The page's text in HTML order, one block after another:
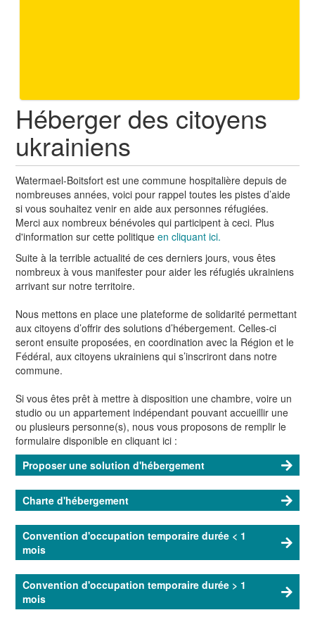
Héberger des citoyens
ukrainiens
Watermael-Boitsfort est une commune hospitalière depuis de
nombreuses années, voici pour rappel toutes les pistes d’aide
si vous souhaitez venir en aide aux personnes réfugiées.
Merci aux nombreux bénévoles qui participent à ceci. Plus
d'information sur cette politique en cliquant ici.
Suite à la terrible actualité de ces derniers jours, vous êtes
nombreux à vous manifester pour aider les réfugiés ukrainiens
arrivant sur notre territoire.
Nous mettons en place une plateforme de solidarité permettant
aux citoyens d’offrir des solutions d’hébergement. Celles-ci
seront ensuite proposées, en coordination avec la Région et le
Fédéral, aux citoyens ukrainiens qui s’inscriront dans notre
commune.
Si vous êtes prêt à mettre à disposition une chambre, voire un
studio ou un appartement indépendant pouvant accueillir une
ou plusieurs personne(s), nous vous proposons de remplir le
formulaire disponible en cliquant ici :
Proposer une solution d'hébergement
Charte d'hébergement
Convention d'occupation temporaire durée < 1
mois
Conventiond'occupation temporaire durée > 1
mois